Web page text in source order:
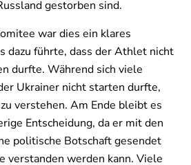
gestorben sind.
war dies ein klares
dazu führte, dass der Athlet nicht
durfte. Während sich viele
Ukrainer nicht starten durfte,
verstehen. Am Ende bleibt es
Entscheidung, da er mit den
politische Botschaft gesendet
verstanden werden kann. Viele